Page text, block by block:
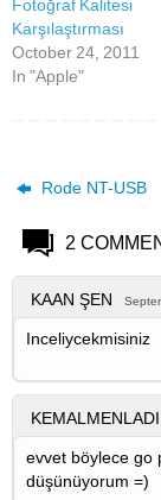
Fotoğraf Kalitesi
Karşılaştırması
October 24, 2011
In "Apple"
Rode NT-USB
2
KAAN ŞEN
Inceliycekmisiniz
KEMALMENLADI
evvet böylece go
düşünüyorum =)